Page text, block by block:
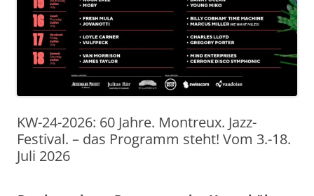
KW-24-2026: 60 Jahre. Montreux. Jazz-
Festival. – das Programm steht! Vom 3.-18.
Juli 2026